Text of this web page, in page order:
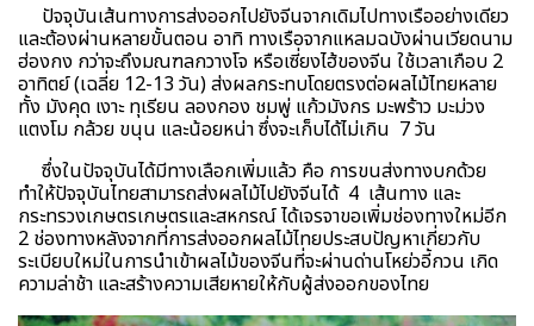
ปัจจุบันเส้นทางการส่งออกไปยังจีนจากเดิมไปทางเรืออย่างเดียว
และต้องผ่านหลายขั้นตอน อาทิ ทางเรือจากแหลมฉบังผ่านเวียดนาม
ฮ่องกง กว่าจะถึงมณฑลกวางโจ หรือเซี่ยงไฮ้ของจีน ใช้เวลาเกือบ 2
อาทิตย์ (เฉลี่ย 12-13 วัน) ส่งผลกระทบโดยตรงต่อผลไม้ไทยหลาย
ทั้ง มังคุด เงาะ ทุเรียน ลองกอง ชมพู่ แก้วมังกร มะพร้าว มะม่วง
แตงโม กล้วย ขนุน และน้อยหน่า ซึ่งจะเก็บได้ไม่เกิน 7 วัน
ซึ่งในปัจจุบันได้มีทางเลือกเพิ่มแล้ว คือ การขนส่งทางบกด้วย
ทำให้ปัจจุบันไทยสามารถส่งผลไม้ไปยังจีนได้ 4 เส้นทาง และ
กระทรวงเกษตรเกษตรและสหกรณ์ ได้เจรจาขอเพิ่มช่องทางใหม่อีก
2 ช่องทางหลังจากที่การส่งออกผลไม้ไทยประสบปัญหาเกี่ยวกับ
ระเบียบใหม่ในการนำเข้าผลไม้ของจีนที่จะผ่านด่านโหย่วอี้กวน เกิด
ความล่าช้า และสร้างความเสียหายให้กับผู้ส่งออกของไทย